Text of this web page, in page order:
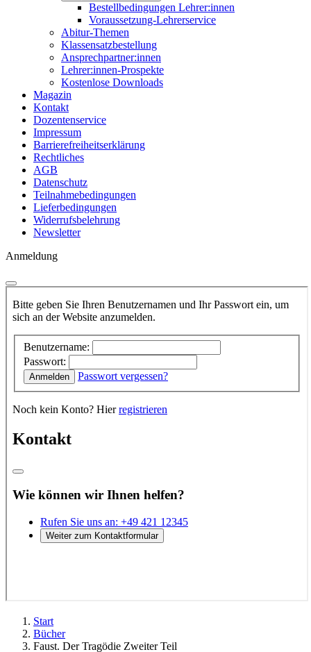
Bestellbedingungen Lehrer:innen
Voraussetzung-Lehrerservice
Abitur-Themen
Klassensatzbestellung
Ansprechpartner:innen
Lehrer:innen-Prospekte
Kostenlose Downloads
Magazin
Kontakt
Dozentenservice
Impressum
Barrierefreiheitserklärung
Rechtliches
AGB
Datenschutz
Teilnahmebedingungen
Lieferbedingungen
Widerrufsbelehrung
Newsletter
Anmeldung
Start
Bücher
Faust. Der Tragödie Zweiter Teil